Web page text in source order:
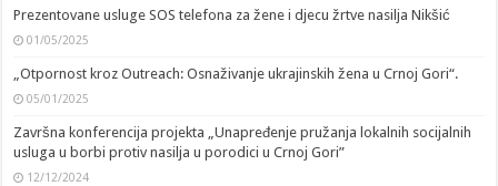
Prezentovane usluge SOS telefona za žene i djecu žrtve nasilja Nikšić
01/05/2025
„Otpornost kroz Outreach: Osnaživanje ukrajinskih žena u Crnoj Gori“.
05/01/2025
Završna konferencija projekta „Unapređenje pružanja lokalnih socijalnih
usluga u borbi protiv nasilja u porodici u Crnoj Gori”
12/12/2024